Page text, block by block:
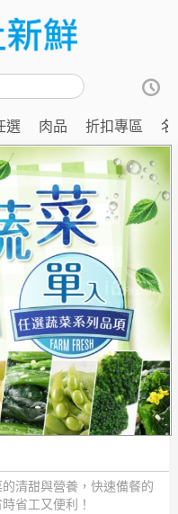
選 肉品 折扣專區
清甜與營養，快速備餐的
省工又便利！